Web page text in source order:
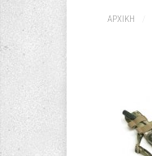
ΑΡΧΙΚΉ